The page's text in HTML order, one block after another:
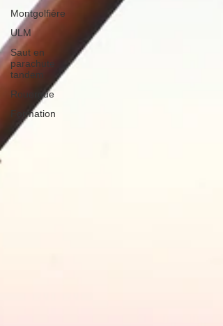
Montgolfière
ULM
Saut en
parachute
tandem
Rouergue
Formation